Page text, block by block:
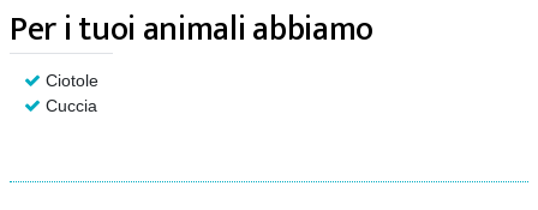
Per i tuoi animali abbiamo
Ciotole
Cuccia